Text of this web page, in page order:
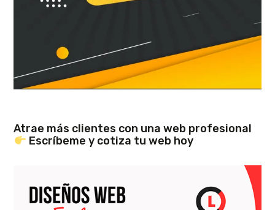
Atrae más clientes con una web profesional
Escríbeme y cotiza tu web hoy